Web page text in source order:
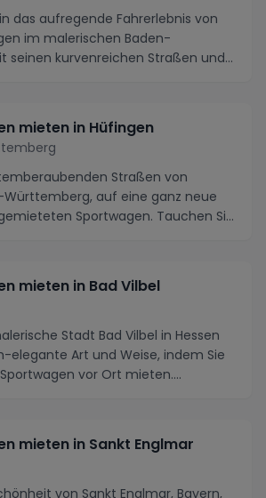
das aufregende Fahrerlebnis von
im malerischen Baden-
seinen kurvenreichen Straßen und
mieten in Hüfingen
Straßen von
Württemberg, auf eine ganz neue
Sportwagen. Tauchen Sie
mieten in Bad Vilbel
Stadt Bad Vilbel in Hessen
elegante Art und Weise, indem Sie
vor Ort mieten....
mieten in Sankt Englmar
von Sankt Englmar, Bayern,